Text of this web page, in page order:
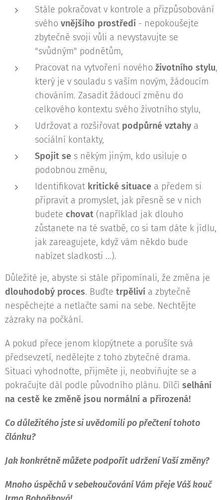
Stále pokračovat v kontrole a přizpůsobování
svého vnějšího prostředí - nepokoušejte
zbytečně svoji vůli a nevystavujte se
"svůdným" podnětům,
Pracovat na vytvoření nového životního stylu,
který je v souladu s vaším novým, žádoucím
chováním. Zasadit žádoucí změnu do
celkového kontextu svého životního stylu,
Udržovat a rozšiřovat podpůrné vztahy a
sociální kontakty,
Spojit se s někým jiným, kdo usiluje o
podobnou změnu,
Identifikovat kritické situace a předem si
připravit a promyslet, jak přesně se v nich
budete chovat (například jak dlouho
zůstanete na té svatbě, co si tam dáte k jídlu,
jak zareagujete, když vám někdo bude
nabízet sladkosti ...).
Důležité je, abyste si stále připomínali, že změna je
dlouhodobý proces. Buďte trpěliví a zbytečně
nespěchejte a netlačte sami na sebe. Nechtějte
zázraky na počkání.
A pokud přece jenom klopýtnete a porušíte svá
předsevzetí, nedělejte z toho zbytečné drama.
Situaci vyhodnoťte, přijměte ji, neobviňujte se a
pokračujte dál podle původního plánu. Dílčí selhání
na cestě ke změně jsou normální a přirozená!
Co důležitého jste si uvědomili po přečtení tohoto
článku?
Jak konkrétně můžete podpořit udržení Vaší změny?
Mnoho úspěchů v sebekoučování Vám přeje Váš kouč